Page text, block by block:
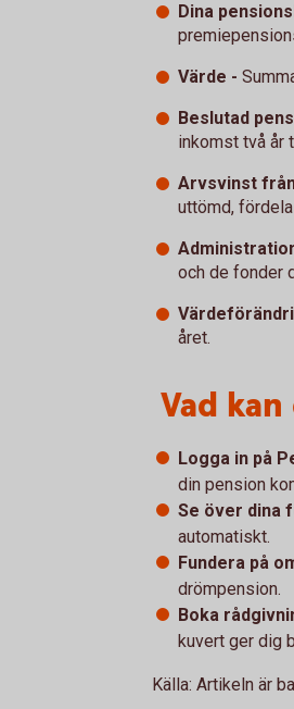
Dina
Värde -
Beslutad
inkomst två år
Arvsvinst
uttömd,
och de fonder
året.
Vad
Logga in på
din pension
Se över dina
automatiskt.
Fundera på
drömpension.
Boka
kuvert ger dig
Källa: Artikeln är